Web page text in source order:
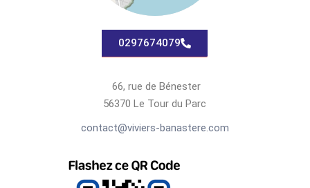
0297674079
66, rue de Bénester
56370 Le Tour du Parc
contact@viviers-banastere.com